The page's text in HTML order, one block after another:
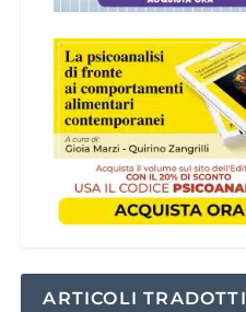
ARTICOLI TRADOTTI